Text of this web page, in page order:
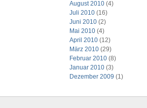
August 2010(4)
Juli 2010(16)
Juni 2010(2)
Mai 2010(4)
April 2010(12)
März 2010(29)
Februar 2010(8)
Januar 2010(3)
Dezember 2009 (1)